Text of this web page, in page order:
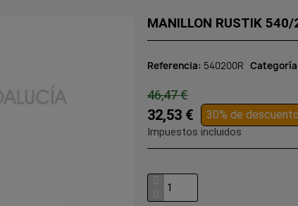
MANILLON RUSTIK 540/
Referencia 540200R Categoría
46,47 €
32,53 € 30% de descuento
Impuestos incluidos